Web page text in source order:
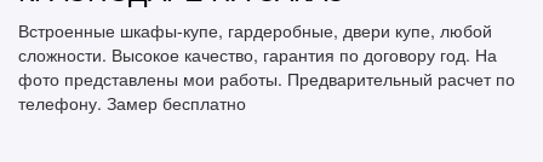
Встроенные шкафы-купе, гардеробные, двери купе, любой
сложности. Высокое качество, гарантия по договору год. На
фото представлены мои работы. Предварительный расчет по
телефону. Замер бесплатно